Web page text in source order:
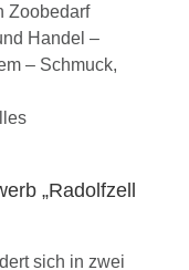
Zoobedarf
Handel –
– Schmuck,
„Radolfzell
sich in zwei